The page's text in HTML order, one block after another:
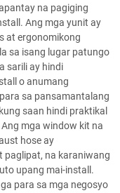
na pagiging
Ang mga yunit ay
at ergonomikong
sa isang lugar patungo
sarili ay hindi
o anumang
sa pansamantalang
saan hindi praktikal
mga window kit na
hose ay
paglipat, na karaniwang
upang mai-install.
para sa mga negosyo